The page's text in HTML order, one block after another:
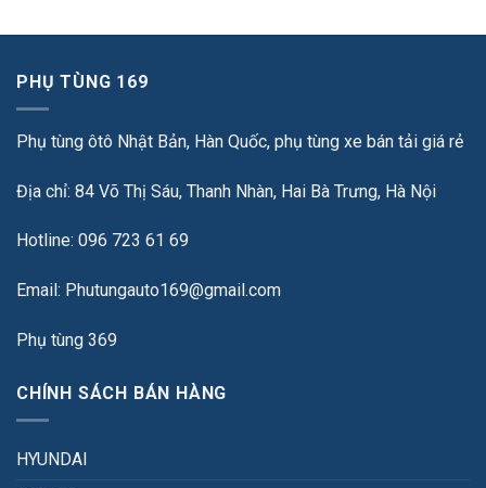
PHỤ TÙNG 169
Phụ tùng ôtô Nhật Bản, Hàn Quốc, phụ tùng xe bán tải giá rẻ
Địa chỉ: 84 Võ Thị Sáu, Thanh Nhàn, Hai Bà Trưng, Hà Nội
Hotline: 096 723 61 69
Email: Phutungauto169@gmail.com
Phụ tùng 369
CHÍNH SÁCH BÁN HÀNG
HYUNDAI